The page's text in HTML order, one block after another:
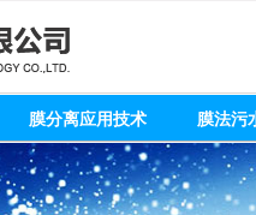
膜分离应用技术 膜法污